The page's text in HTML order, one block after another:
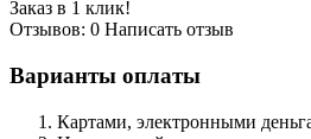
Заказ в 1 клик!
Отзывов: 0 Написать отзыв
Варианты оплаты
Картами, электронными